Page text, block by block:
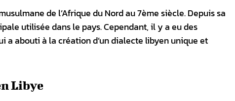
de l’Afrique du Nord au 7ème siècle. Depuis sa
utilisée dans le pays. Cependant, il y a eu des
a abouti à la création d’un dialecte libyen unique et
Libye